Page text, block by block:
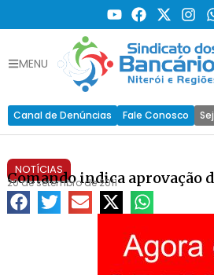
MENU
Canal de Denúncias Fale Conosco
NOTÍCIAS
Comando indica aprovação
20 de setembro de 2011